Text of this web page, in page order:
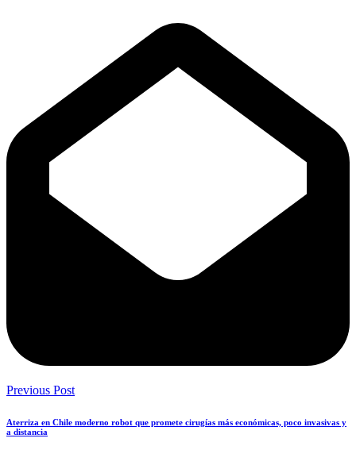
Previous Post
Aterriza en Chile moderno robot que promete cirugías más económicas, poco invasivas y
a distancia